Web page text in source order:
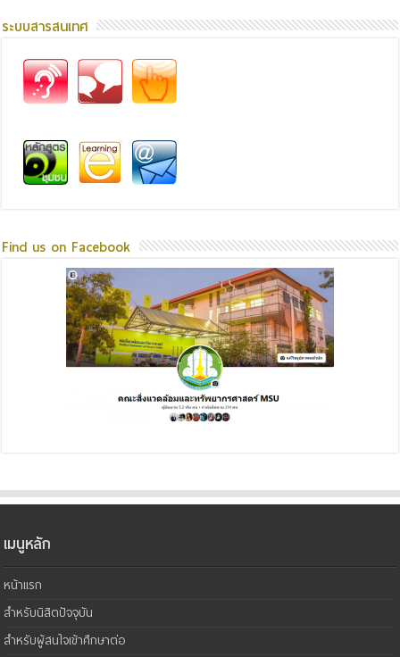
ระบบสารสนเทศ
Find us on Facebook
เมนูหลัก
หน้าแรก
สำหรับนิสิตปัจจุบัน
สำหรับผู้สนใจเข้าศึกษาต่อ